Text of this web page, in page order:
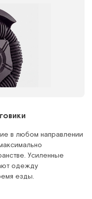
в любом направлении
Усиленные
одежду
езды.